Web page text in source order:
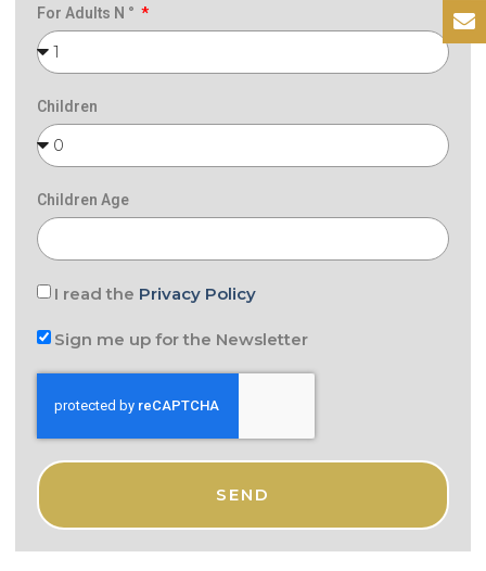
Contacts
For Adults N °
Children
Children Age
I read the Privacy Policy
Sign me up for the Newsletter
SEND